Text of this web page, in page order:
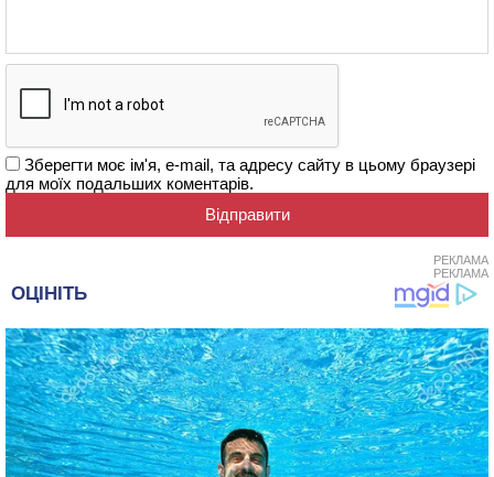
Зберегти моє ім'я, e-mail, та адресу сайту в цьому браузері
для моїх подальших коментарів.
РЕКЛАМА
РЕКЛАМА